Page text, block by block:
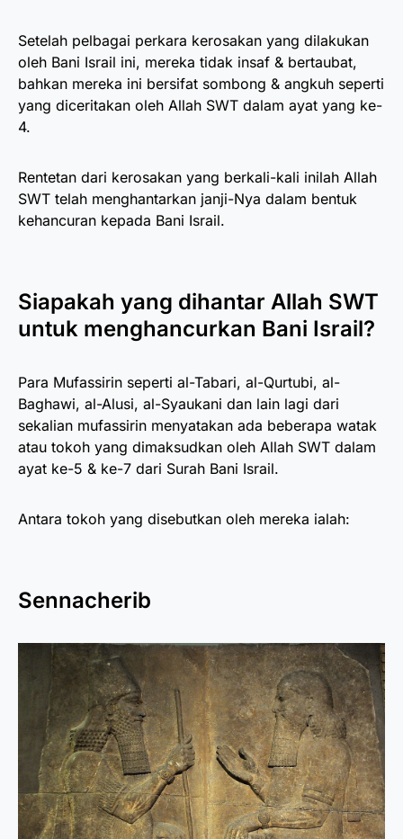
Setelah pelbagai perkara kerosakan yang dilakukan
oleh Bani Israil ini, mereka tidak insaf & bertaubat,
bahkan mereka ini bersifat sombong & angkuh seperti
yang diceritakan oleh Allah SWT dalam ayat yang ke-
4.
Rentetan dari kerosakan yang berkali-kali inilah Allah
SWT telah menghantarkan janji-Nya dalam bentuk
kehancuran kepada Bani Israil.
Siapakah yang dihantar Allah SWT
untuk menghancurkan Bani Israil?
Para Mufassirin seperti al-Tabari, al-Qurtubi, al-
Baghawi, al-Alusi, al-Syaukani dan lain lagi dari
sekalian mufassirin menyatakan ada beberapa watak
atau tokoh yang dimaksudkan oleh Allah SWT dalam
ayat ke-5 & ke-7 dari Surah Bani Israil.
Antara tokoh yang disebutkan oleh mereka ialah:
Sennacherib